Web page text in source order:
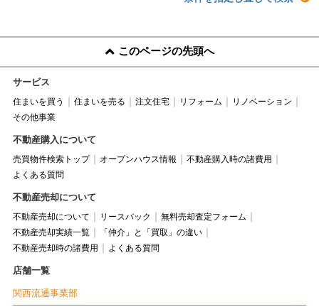
このページの先頭へ
サービス
住まいを買う 住まいを売る 注文住宅 リフォーム
リノベーション
その他事業
不動産購入について
売買物件検索トップ オープンハウス情報
不動産購入時の諸費用
よくある質問
不動産売却について
不動産売却について リースバック
無料売却査定フォーム
不動産売却実績一覧
「仲介」と「買取」の違い
不動産売却時の諸費用
よくある質問
店舗一覧
関西流通事業部